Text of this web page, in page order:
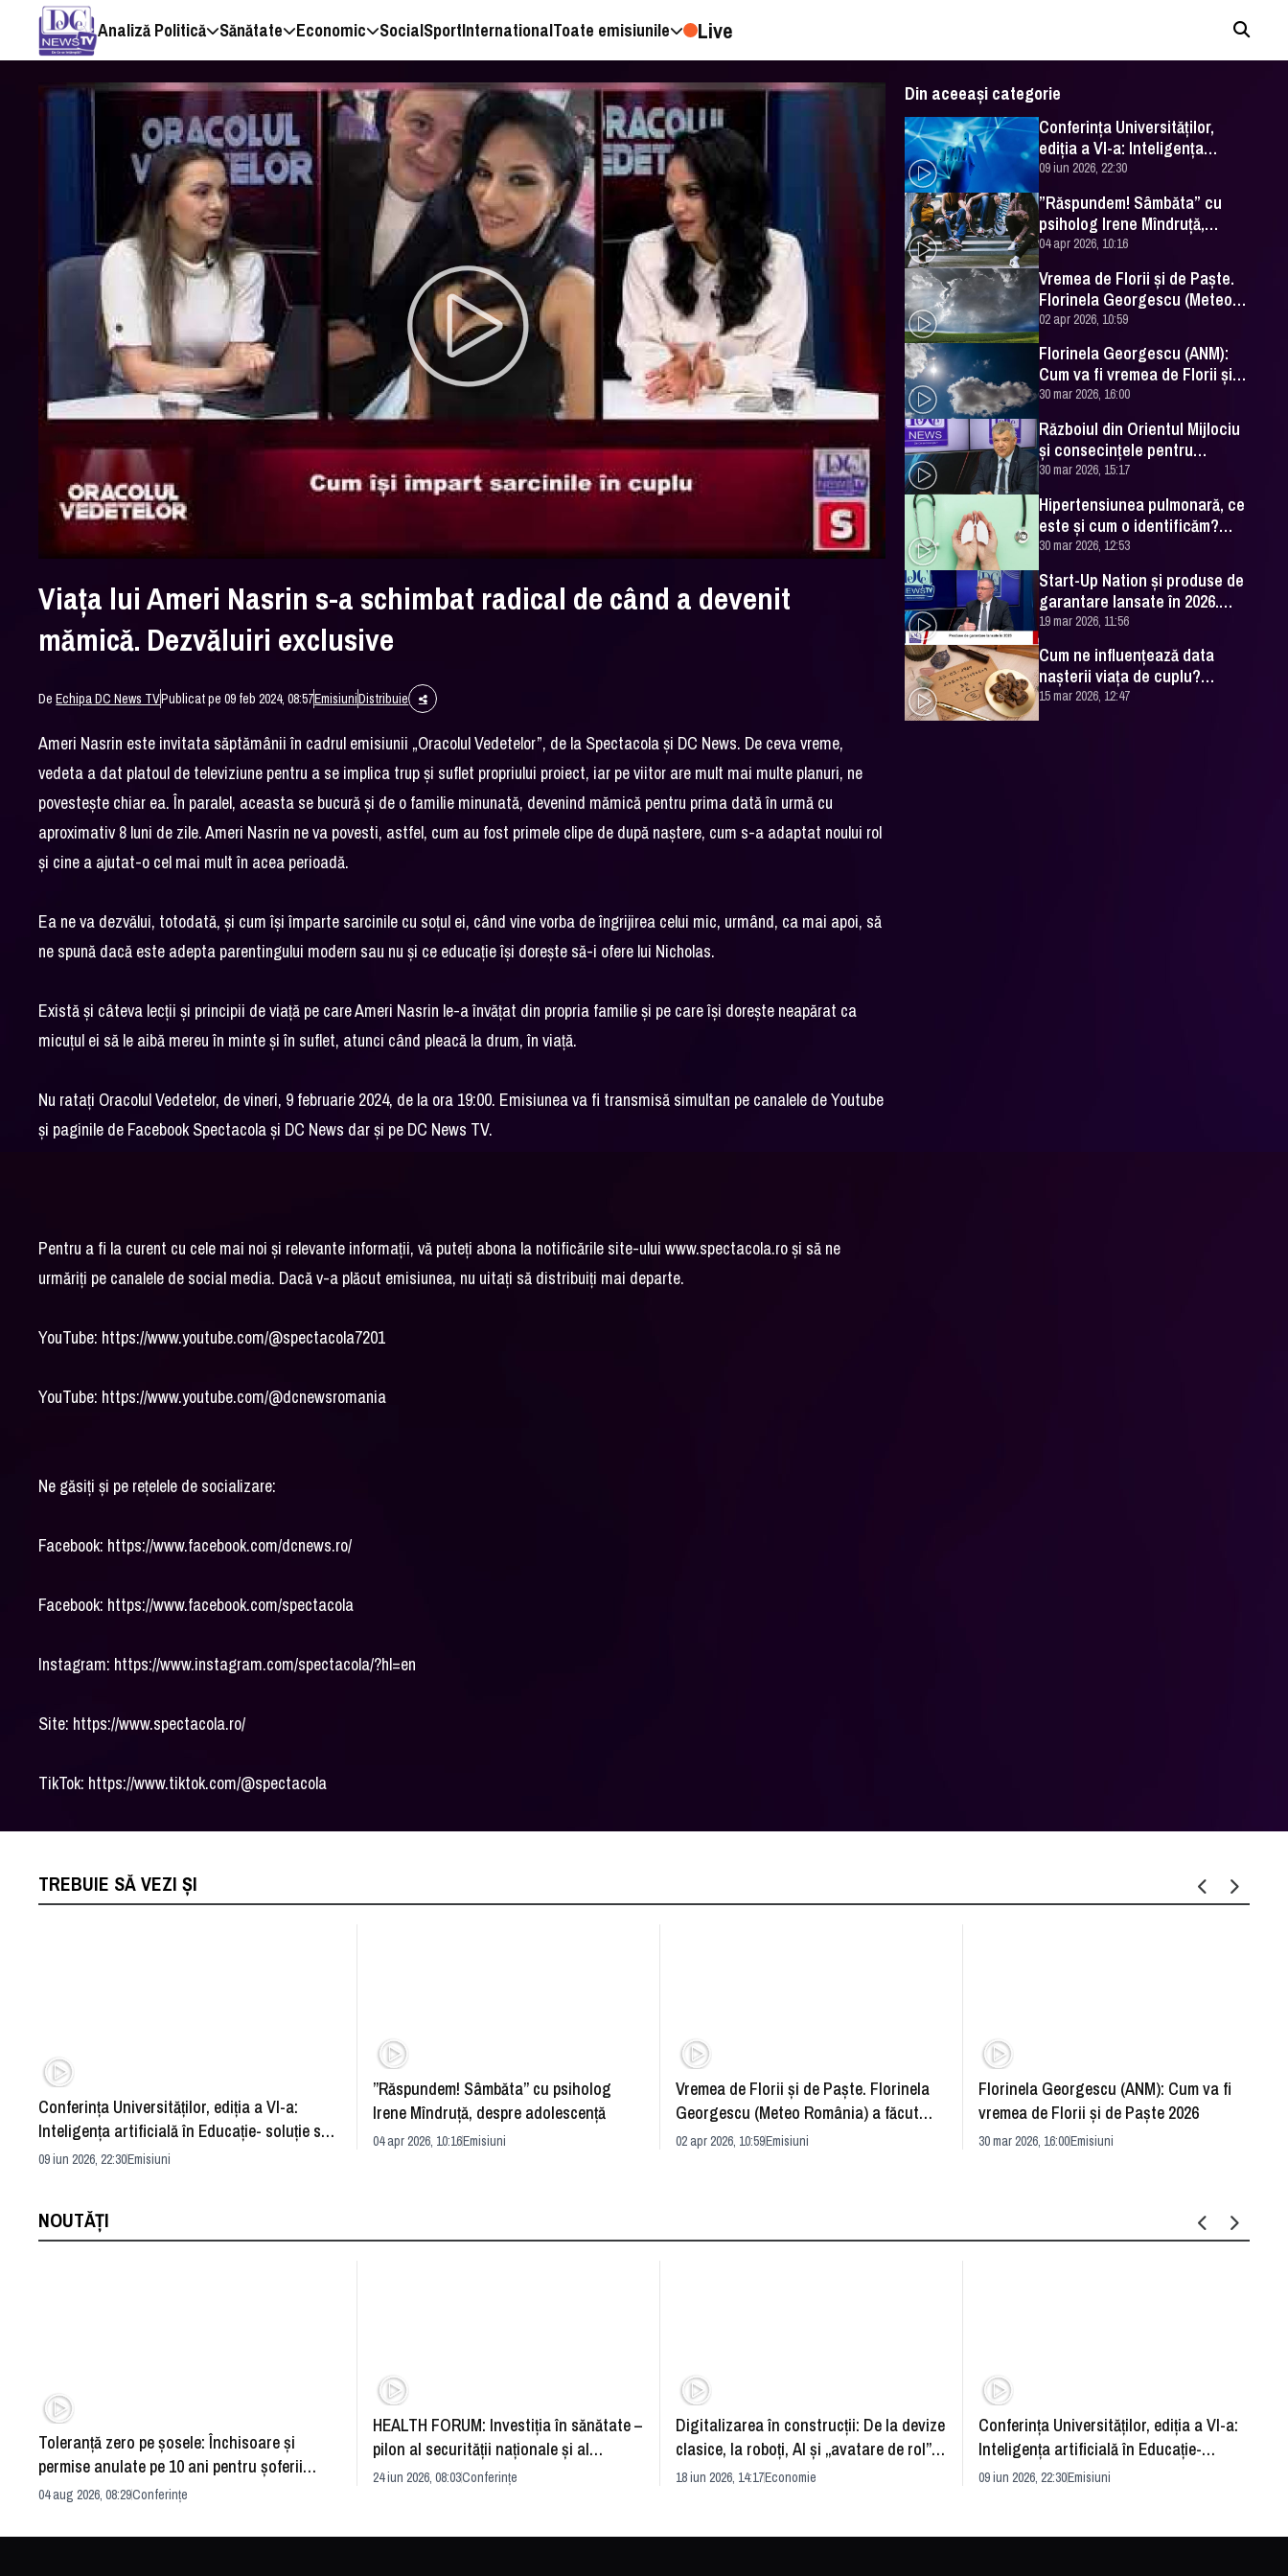
Analiză Politică Sănătate Economic SocialSportInternationalToate emisiunile Live
Viața lui Ameri Nasrin s-a schimbat radical de când a devenit
mămică. Dezvăluiri exclusive
DeEchipa DC News TVPublicat pe 09 feb 2024, 08:57EmisiuniDistribuie
Ameri Nasrin este invitata săptămânii în cadrul emisiunii „Oracolul Vedetelor”, de la Spectacola și DC News. De ceva vreme,
vedeta a dat platoul de televiziune pentru a se implica trup și suflet propriului proiect, iar pe viitor are mult mai multe planuri, ne
povestește chiar ea. În paralel, aceasta se bucură și de o familie minunată, devenind mămică pentru prima dată în urmă cu
aproximativ 8 luni de zile. Ameri Nasrin ne va povesti, astfel, cum au fost primele clipe de după naștere, cum s-a adaptat noului rol
și cine a ajutat-o cel mai mult în acea perioadă.
Ea ne va dezvălui, totodată, și cum își împarte sarcinile cu soțul ei, când vine vorba de îngrijirea celui mic, urmând, ca mai apoi, să
ne spună dacă este adepta parentingului modern sau nu și ce educație își dorește să-i ofere lui Nicholas.
Există și câteva lecții și principii de viață pe care Ameri Nasrin le-a învățat din propria familie și pe care își dorește neapărat ca
micuțul ei să le aibă mereu în minte și în suflet, atunci când pleacă la drum, în viață.
Nu ratați Oracolul Vedetelor, de vineri, 9 februarie 2024, de la ora 19:00. Emisiunea va fi transmisă simultan pe canalele de Youtube
și paginile de Facebook Spectacola și DC News dar și pe DC News TV.
Pentru a fi la curent cu cele mai noi și relevante informații, vă puteți abona la notificările site-ului www.spectacola.ro și să ne
urmăriți pe canalele de social media. Dacă v-a plăcut emisiunea, nu uitați să distribuiți mai departe.
YouTube: https://www.youtube.com/@spectacola7201
YouTube: https://www.youtube.com/@dcnewsromania
Ne găsiți și pe rețelele de socializare:
Facebook: https://www.facebook.com/dcnews.ro/
Facebook: https://www.facebook.com/spectacola
Instagram: https://www.instagram.com/spectacola/?hl=en
Site: https://www.spectacola.ro/
TikTok: https://www.tiktok.com/@spectacola
Din aceeași categorie
Conferința Universităților,
ediția a VI-a: Inteligența
artificială în Educație- soluție
sau problemă?
09 iun 2026, 22:30
”Răspundem! Sâmbăta” cu
psiholog Irene Mîndruță,
despre adolescență
04 apr 2026, 10:16
Vremea de Florii și de Paște.
Florinela Georgescu (Meteo
România) a făcut prognoza
02 apr 2026, 10:59
Florinela Georgescu (ANM):
Cum va fi vremea de Florii și
de Paște 2026
30 mar 2026, 16:00
Războiul din Orientul Mijlociu
și consecințele pentru
România. Excelența Sa Ovidiu
Dranga, interviu
30 mar 2026, 15:17
Hipertensiunea pulmonară, ce
este și cum o identificăm?
Explicațiile unui medic
specialist
30 mar 2026, 12:53
Start-Up Nation și produse de
garantare lansate în 2026.
Cătălin Leonte (FNGCIMM), la
DC News
19 mar 2026, 11:56
Cum ne influențează data
nașterii viața de cuplu?
Numerologul Romeo Popescu
are explicațiile
15 mar 2026, 12:47
TREBUIE SĂ VEZI ȘI
Conferința Universităților, ediția a VI-a:
Inteligența artificială în Educație- soluție sau
problemă?
09 iun 2026, 22:30Emisiuni
”Răspundem! Sâmbăta” cu psiholog
Irene Mîndruță, despre adolescență
04 apr 2026, 10:16Emisiuni
Vremea de Florii și de Paște. Florinela
Georgescu (Meteo România) a făcut
prognoza
02 apr 2026, 10:59Emisiuni
Florinela Georgescu (ANM): Cum va fi
vremea de Florii și de Paște 2026
30 mar 2026, 16:00Emisiuni
NOUTĂȚI
Toleranță zero pe șosele: Închisoare și
permise anulate pe 10 ani pentru șoferii
iresponsabili
04 aug 2026, 08:29Conferințe
HEALTH FORUM: Investiția în sănătate –
pilon al securității naționale și al
dezvoltării economice
24 iun 2026, 08:03Conferințe
Digitalizarea în construcții: De la devize
clasice, la roboți, AI și „avatare de rol”.
România și redefinirea industriei
18 iun 2026, 14:17Economie
Conferința Universităților, ediția a VI-a:
Inteligența artificială în Educație-
soluție sau problemă?
09 iun 2026, 22:30Emisiuni